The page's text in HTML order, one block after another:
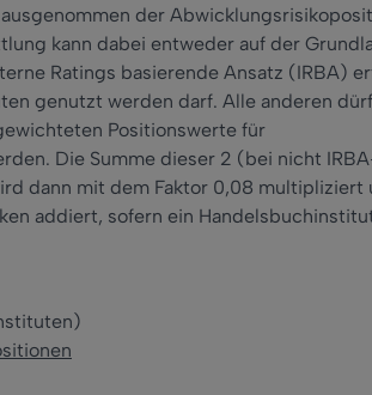
der
kann dabei entweder auf der
Ratings basierende Ansatz (IRBA)
genutzt werden darf. Alle anderen
Positionswerte für
Die Summe dieser 2 (bei nicht
dann mit dem Faktor 0,08 multipliziert
addiert, sofern ein